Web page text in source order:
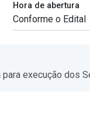
Hora de abertura
execução dos